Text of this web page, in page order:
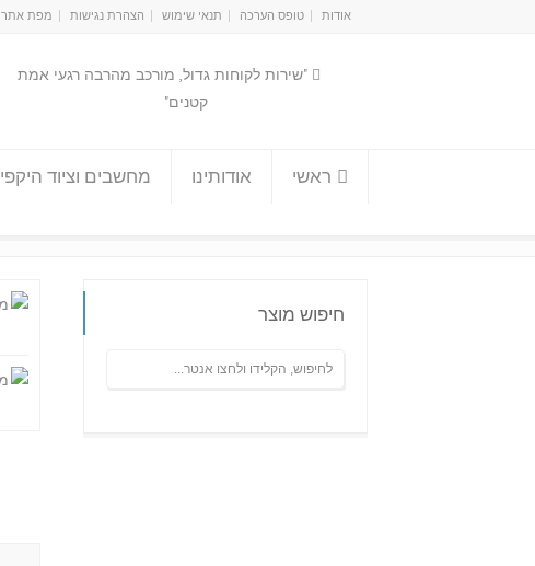
אודות טופס הערכה תנאי שימוש הצהרת נגישות מפת אתר
"שירות לקוחות גדול, מורכב מהרבה רגעי אמת
קטנים"
ראשי אודותינו מחשבים וציוד היקפי
חיפוש מוצר